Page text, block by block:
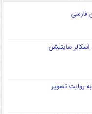
فارسی
اسکالر سایتیشن
روایت تصویر